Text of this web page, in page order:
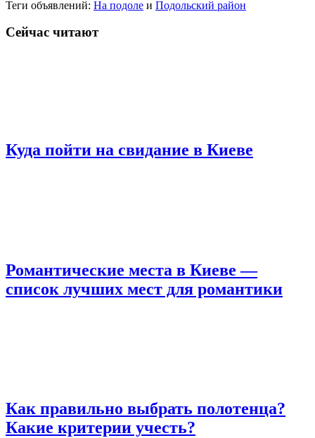
Теги объявлений: На подоле и Подольский район
Сейчас читают
Куда пойти на свидание в Киеве
Романтические места в Киеве —
список лучших мест для романтики
Как правильно выбрать полотенца?
Какие критерии учесть?